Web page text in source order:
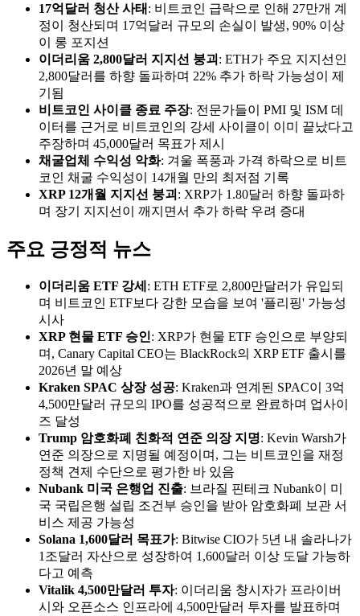
17억달러 청산 사태 : 비트코인 급락으로 인해 27만개 계
정이 청산되며 17억달러 규모의 손실이 발생, 90% 이상
이 롱 포지션
이더리움 2,800달러 지지선 붕괴 : ETH가 주요 지지선인
2,800달러를 하향 돌파하며 22% 추가 하락 가능성이 제
기됨
비트코인 사이클 종료 주장: 전문가들이 PMI 및 ISM 데
이터를 근거로 비트코인의 강세 사이클이 이미 끝났다고
주장하며 45,000달러 목표가 제시
채굴업체 수익성 악화: 겨울 폭풍과 가격 하락으로 비트
코인 채굴 수익성이 14개월 만의 최저점 기록
XRP 12개월 지지선 붕괴 : XRP가 1.80달러 하향 돌파하
며 장기 지지선이 깨지면서 추가 하락 우려 증대
주요 긍정적 뉴스
이더리움 ETF 강세 : ETH ETF로 2,800만달러가 유입되
며 비트코인 ETF보다 강한 모습을 보여 '플리핑' 가능성
시사
XRP 현물 ETF 승인: XRP가 현물 ETF 승인으로 부양되
며, Canary Capital CEO는 BlackRock의 XRP ETF 출시를
2026년 말 예상
Kraken SPAC 상장 성공: Kraken과 연계된 SPAC이 3억
4,500만달러 규모의 IPO를 성공적으로 완료하며 업사이
즈 달성
Trump 암호화폐 친화적 연준 의장 지명: Kevin Warsh가
연준 의장으로 지명될 예정이며, 그는 비트코인을 재정
정책 견제 수단으로 평가한 바 있음
Nubank 미국 은행업 진출: 브라질 핀테크 Nubank이 미
국 국립은행 설립 조건부 승인을 받아 암호화폐 보관 서
비스 제공 가능성
Solana 1,600달러 목표가: Bitwise CIO가 5년 내 솔라나가
1조달러 자산으로 성장하여 1,600달러 이상 도달 가능하
다고 예측
Vitalik 4,500만달러 투자: 이더리움 창시자가 프라이버
시와 오픈소스 인프라에 4,500만달러 투자를 발표하며